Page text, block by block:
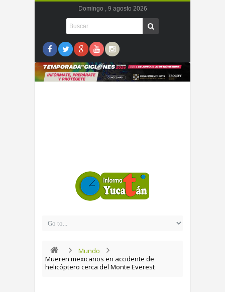
Domingo , 9 agosto 2026
Mundo
Mueren mexicanos en accidente de
helicóptero cerca del Monte Everest